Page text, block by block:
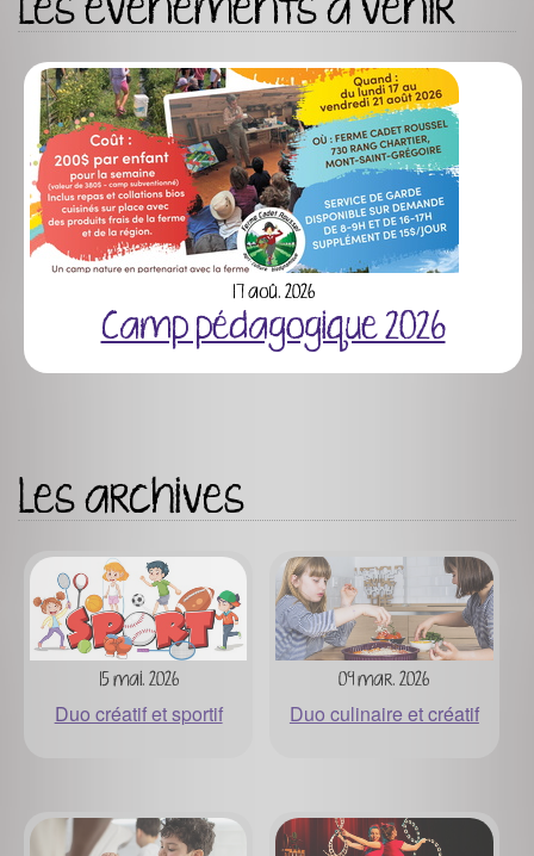
17 aoû. 2026
Camp pédagogique 2026
Les archives
15 mai. 2026
Duo créatif et sportif
09 mar. 2026
Duo culinaire et créatif